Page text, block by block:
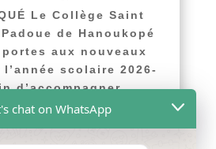
Le Collège Saint
de Hanoukopé
aux nouveaux
scolaire 2026-
d’accompagner...
lire plus
chat on WhatsApp